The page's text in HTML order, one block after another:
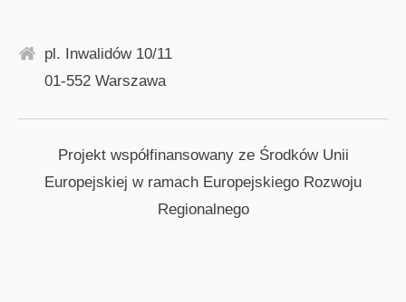
pl. Inwalidów 10/11
01-552 Warszawa
Projekt współfinansowany ze Środków Unii
Europejskiej w ramach Europejskiego Rozwoju
Regionalnego